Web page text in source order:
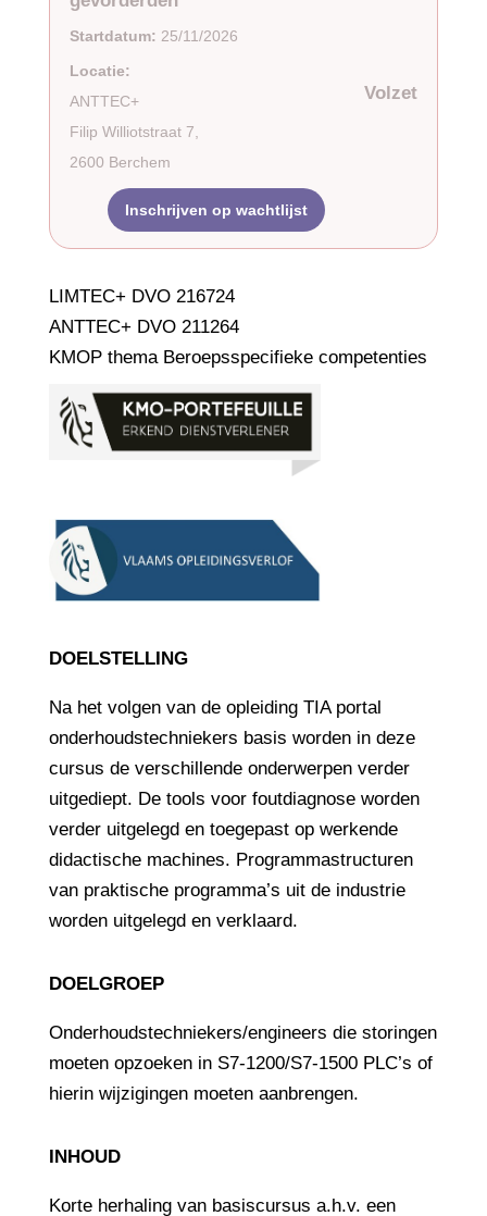
Startdatum: 25/11/2026
Locatie:
ANTTEC+
Filip Williotstraat 7,
2600 Berchem
Inschrijven op wachtlijst
Volzet
LIMTEC+ DVO 216724
ANTTEC+ DVO 211264
KMOP thema Beroepsspecifieke competenties
DOELSTELLING
Na het volgen van de opleiding TIA portal
onderhoudstechniekers basis worden in deze
cursus de verschillende onderwerpen verder
uitgediept. De tools voor foutdiagnose worden
verder uitgelegd en toegepast op werkende
didactische machines. Programmastructuren
van praktische programma’s uit de industrie
worden uitgelegd en verklaard.
DOELGROEP
Onderhoudstechniekers/engineers die storingen
moeten opzoeken in S7-1200/S7-1500 PLC’s of
hierin wijzigingen moeten aanbrengen.
INHOUD
Korte herhaling van basiscursus a.h.v. een